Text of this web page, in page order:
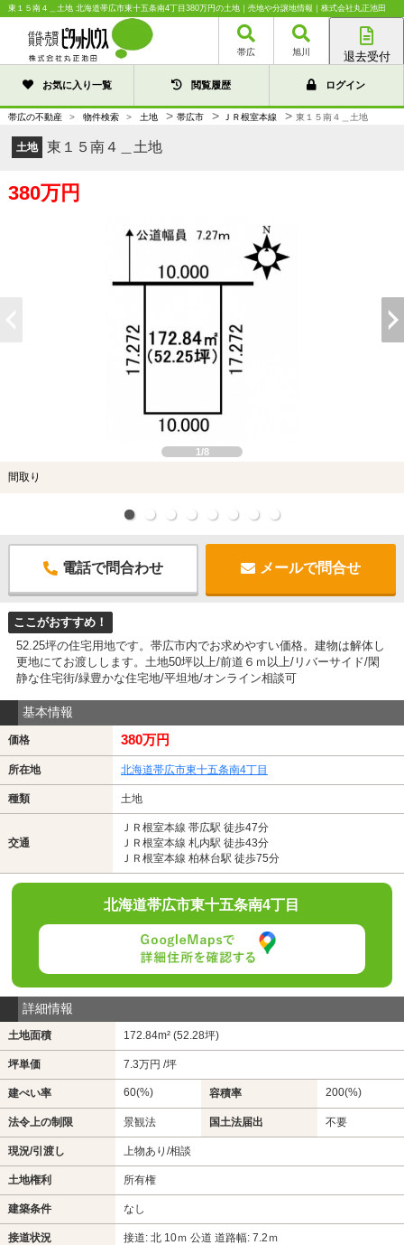
東１５南４＿土地 北海道帯広市東十五条南4丁目380万円の土地｜売地や分譲地情報｜株式会社丸正池田
帯広 旭川 退去受付
旭川店
お気に入り一覧 閲覧履歴 ログイン
帯広の不動産 > 物件検索 > 土地 > 帯広市 > ＪＲ根室本線 > 東１５南４＿土地
土地 東１５南４＿土地
380万円
1/8
間取り
電話で問合わせ メールで問合せ
ここがおすすめ！
52.25坪の住宅用地です。帯広市内でお求めやすい価格。建物は解体し
更地にてお渡しします。土地50坪以上/前道６ｍ以上/リバーサイド/閑
静な住宅街/緑豊かな住宅地/平坦地/オンライン相談可
基本情報
価格 380万円
所在地 北海道帯広市東十五条南4丁目
種類 土地
交通
ＪＲ根室本線 帯広駅 徒歩47分
ＪＲ根室本線 札内駅 徒歩43分
ＪＲ根室本線 柏林台駅 徒歩75分
北海道帯広市東十五条南4丁目
詳細情報
土地面積 172.84m² (52.28坪)
坪単価 7.3万円 /坪
建ぺい率 60(%) 容積率 200(%)
法令上の制限 景観法 国土法届出 不要
現況/引渡し 上物あり/相談
土地権利 所有権
建築条件 なし
接道状況 接道: 北 10ｍ 公道 道路幅: 7.2ｍ